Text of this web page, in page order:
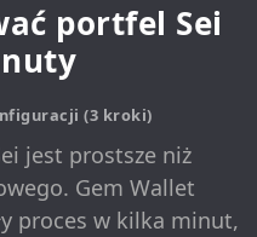
portfel Sei
(3 kroki)
jest prostsze niż
Gem Wallet
proces w kilka minut,